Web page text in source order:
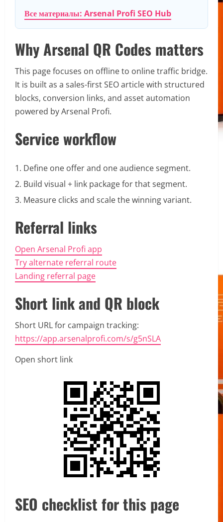
Все материалы: Arsenal Profi SEO Hub
Why Arsenal QR Codes matters
This page focuses on offline to online traffic bridge.
It is built as a sales-first SEO article with structured
blocks, conversion links, and asset automation
powered by Arsenal Profi.
Service workflow
Define one offer and one audience segment.
Build visual + link package for that segment.
Measure clicks and scale the winning variant.
Referral links
Open Arsenal Profi app
Try alternate referral route
Landing referral page
Short link and QR block
Short URL for campaign tracking:
https://app.arsenalprofi.com/s/g5nSLA
Open short link
SEO checklist for this page